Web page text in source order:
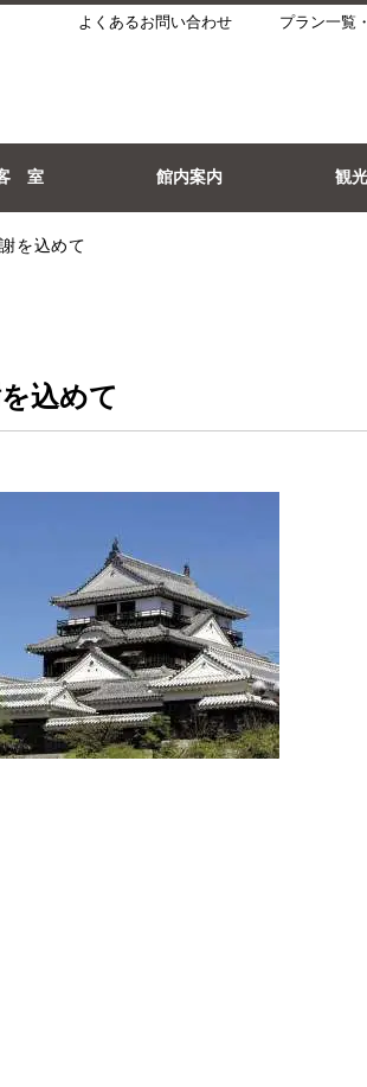
よくあるお問い合わせ プラン一覧
室 館内案内 観
を込めて
込めて